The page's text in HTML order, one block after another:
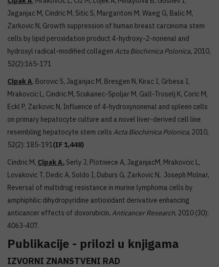
Jaganjac M, Cindric M, Sitic S, Margaritoni M, Waeg G, Balic M,
Zarkovic N, Growth suppression of human breast carcinoma stem
cells by lipid peroxidation product 4-hydroxy-2-nonenal and
hydroxyl radical-modified collagen ActaBiochimicaPolonica, 2010,
52(2):165-171
CipakA, Borovic S, Jaganjac M, Bresgen N, Kirac I, Grbesa I,
Mrakovcic L, Cindric M, Scukanec-Spoljar M, Gall-Troselj K, Coric M,
Eckl P, Zarkovic N, Influence of 4-hydroxynonenal and spleen cells
on primary hepatocyte culture and a novel liver-derived cell line
resembling hepatocyte stem cells ActaBiochimicaPolonica, 2010,
52(2): 185-191(IF 1,448)
Cindric M, CipakA, Serly J, Plotniece A, JaganjacM, Mrakovcic L,
Lovakovic T, Dedic A, Soldo I, Duburs G, Zarkovic N, Joseph Molnar,
Reversal of multidrug resistance in murine lymphoma cells by
amphiphilic dihydropyridine antioxidant derivative enhancing
anticancer effects of doxorubicin, Anticancer Research, 2010 (30):
4063-407.
Publikacije - prilozi u knjigama
IZVORNI ZNANSTVENI RAD